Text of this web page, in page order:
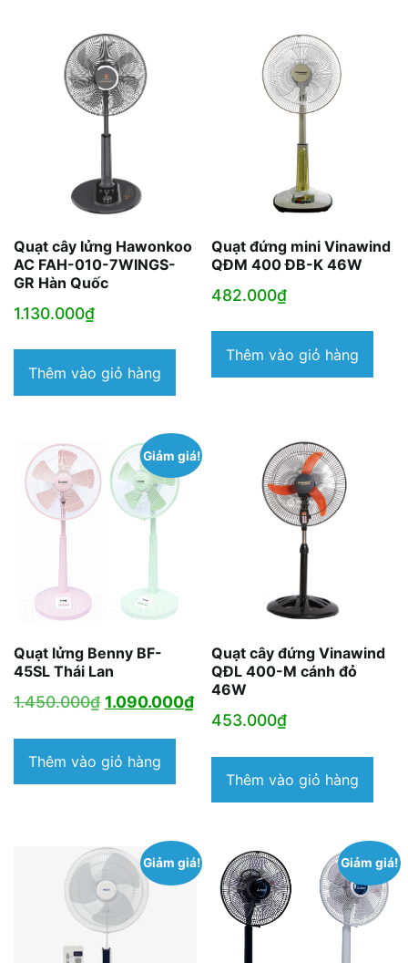
Quạt cây lửng Hawonkoo
AC FAH-010-7WINGS-
GR Hàn Quốc
1.130.000₫
Thêm vào giỏ hàng
Quạt đứng mini Vinawind
QĐM 400 ĐB-K 46W
482.000₫
Thêm vào giỏ hàng
Giảm giá!
Quạt lửng Benny BF-
45SL Thái Lan
1.450.000₫ Giá
là:
1.450.000₫.
1.090.000₫Giá
hiện
tại
Thêm vào giỏ hàng
Quạt cây đứng Vinawind
QĐL 400-M cánh đỏ
46W
453.000₫
Thêm vào giỏ hàng
Giảm giá! Giảm giá!